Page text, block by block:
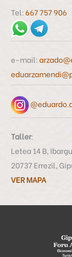
r
p
r
:
Tel:667 757 906
e-mail:
Taller:
Letea 14 B,
20737 Errezil,
VER MAPA